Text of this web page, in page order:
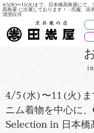
4/5(水)〜11(火)まで、日本橋高島屋にて
髙島屋 に出展しております！ - 呉服、浴
清澄白河
4/5(水)〜11(火)ま
ニム着物を中心に
Selection in 日本橋